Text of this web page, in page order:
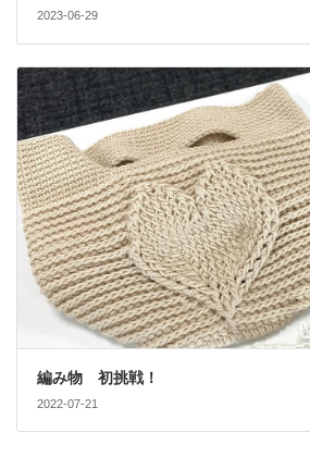
2023-06-29
編み物 初挑戦！
2022-07-21